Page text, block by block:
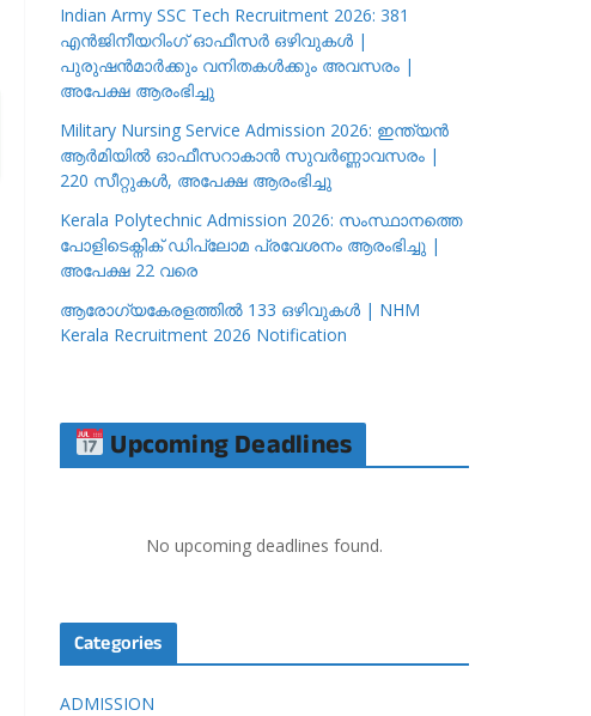
Indian Army SSC Tech Recruitment 2026: 381
എൻജിനീയറിംഗ് ഓഫീസർ ഒഴിവുകൾ |
പുരുഷൻമാർക്കും വനിതകൾക്കും അവസരം |
അപേക്ഷ ആരംഭിച്ചു
Military Nursing Service Admission 2026: ഇന്ത്യൻ
ആർമിയിൽ ഓഫീസറാകാൻ സുവർണ്ണാവസരം |
220 സീറ്റുകൾ, അപേക്ഷ ആരംഭിച്ചു
Kerala Polytechnic Admission 2026: സംസ്ഥാനത്തെ
പോളിടെക്നിക് ഡിപ്ലോമ പ്രവേശനം ആരംഭിച്ചു |
അപേക്ഷ 22 വരെ
ആരോഗ്യകേരളത്തിൽ 133 ഒഴിവുകൾ | NHM
Kerala Recruitment 2026 Notification
Upcoming Deadlines
No upcoming deadlines found.
Categories
ADMISSION